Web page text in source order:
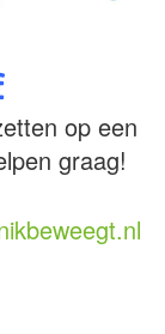
op een
graag!